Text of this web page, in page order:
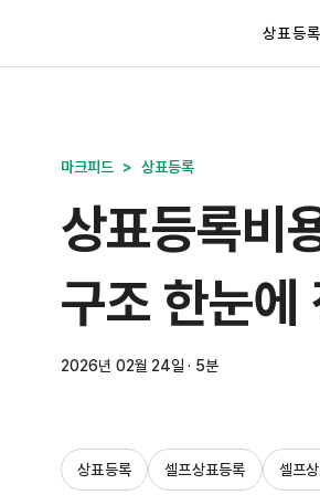
상표등
마크피드 > 상표등록
상표등록비
구조 한눈에
2026년 02월 24일 · 5분
상표등록 셀프상표등록 셀프